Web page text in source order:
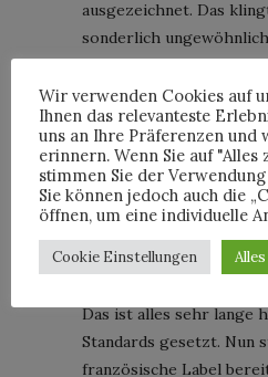
ausgezeichnet. Das
sonderlich
beiden Franzosen ihr
war es, dezent gesagt,
Herangehensweise. ‚Os
verrückten Franzosen‘
Kopp und François-
den Baumwollbauern
mehrere Wochen bei
blieben, um zu
Das ist alles sehr lange
Standards gesetzt. Nun
französische Label
Wir verwenden Cookies auf
Ihnen das relevanteste
uns an Ihre Präferenzen und
erinnern. Wenn Sie auf "Alles
stimmen Sie der
Sie können jedoch auch die
öffnen, um eine individuelle
Cookie Einstellungen